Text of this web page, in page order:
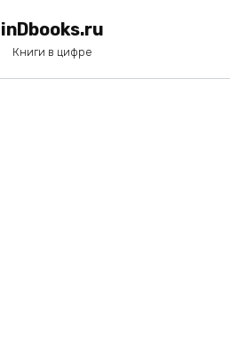
inDbooks.ru
Книги в цифре